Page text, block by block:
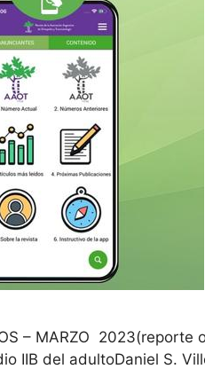
– MARZO
IIB del adultoDaniel S.